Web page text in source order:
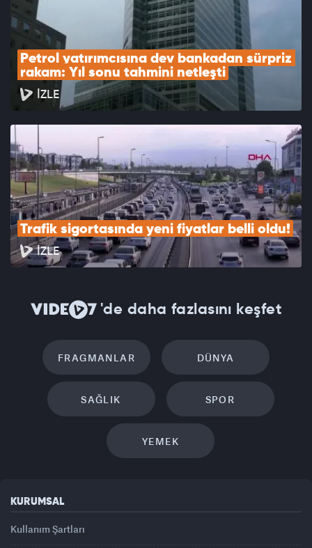
Petrol yatırımcısına dev bankadan sürpriz
rakam: Yıl sonu tahmini netleşti
İZLE
Trafik sigortasında yeni fiyatlar belli oldu!
İZLE
'de daha fazlasını keşfet
FRAGMANLAR DÜNYA
SAĞLIK SPOR
YEMEK
KURUMSAL
Kullanım Şartları